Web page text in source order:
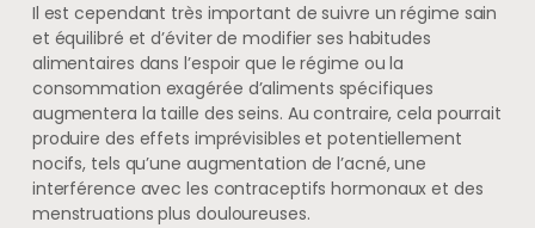
Il est cependant très important de suivre un régime sain
et équilibré et d’éviter de modifier ses habitudes
alimentaires dans l’espoir que le régime ou la
consommation exagérée d’aliments spécifiques
augmentera la taille des seins. Au contraire, cela pourrait
produire des effets imprévisibles et potentiellement
nocifs, tels qu’une augmentation de l’acné, une
interférence avec les contraceptifs hormonaux et des
menstruations plus douloureuses.